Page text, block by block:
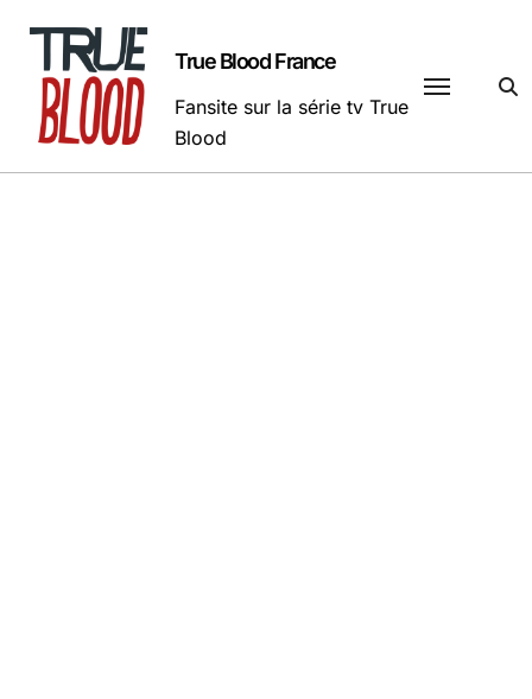
contenu
True Blood France
Fansite sur la série tv True
Blood